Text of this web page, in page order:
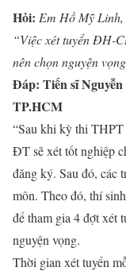
Hỏi: Em Hồ Mỹ
“Việc xét tuyển ĐH-
nên chọn nguyện
Đáp: Tiến sĩ
TP.HCM
“Sau khi kỳ thi
ĐT sẽ xét tốt nghiệp
đăng ký. Sau đó, các
môn. Theo đó, thí
để tham gia 4 đợt xét
nguyện vọng.
Thời gian xét tuyển